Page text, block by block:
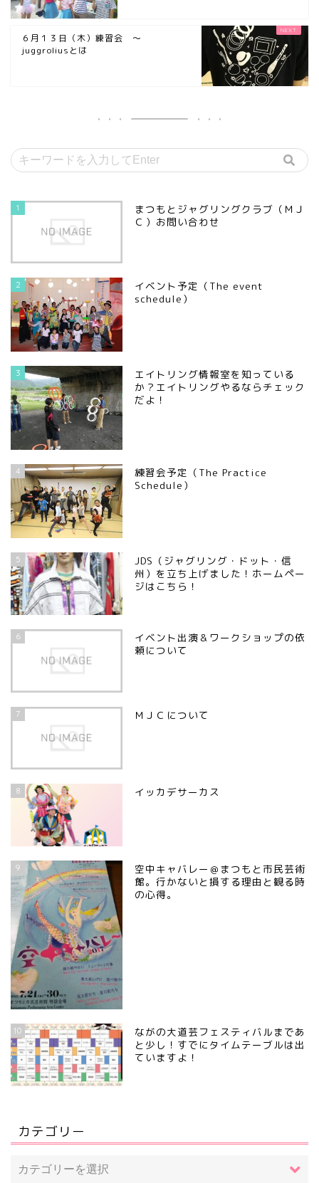
６月１３日（木）練習会 ～
juggroliusとは
1
まつもとジャグリングクラブ（ＭＪ
Ｃ）お問い合わせ
2
イベント予定（The event
schedule）
3
エイトリング情報室を知っている
か？エイトリングやるならチェック
だよ！
4
練習会予定（The Practice
Schedule）
5
JDS（ジャグリング・ドット・信
州）を立ち上げました！ホームペー
ジはこちら！
6
イベント出演＆ワークショップの依
頼について
7 ＭＪＣについて
8 イッカデサーカス
9
空中キャバレー＠まつもと市民芸術
館。行かないと損する理由と観る時
の心得。
10
ながの大道芸フェスティバルまであ
と少し！すでにタイムテーブルは出
ていますよ！
カテゴリー